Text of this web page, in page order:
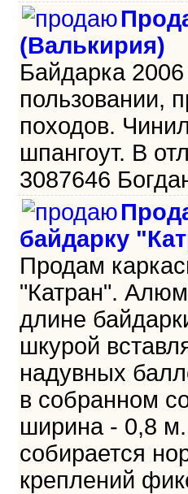
(Валькирия)
Байдарка
пользовании,
походов.
шпангоут. В
3087646
байдарку
Продам
"Катран".
длине
шкурой
надувных
в собранном
ширина - 0,8
собирается
креплений